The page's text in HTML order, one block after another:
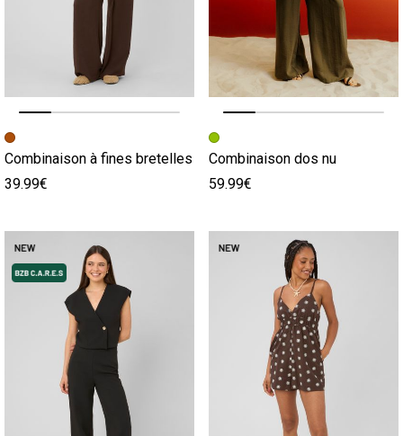
Image précédente
Image suivante
Combinaison à fines bretelles
39.99€
Image précédente
Image suivante
Combinaison dos nu
59.99€